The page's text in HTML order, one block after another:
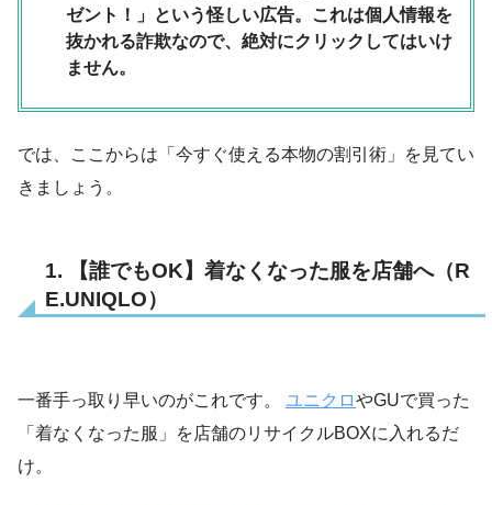
ゼント！」という怪しい広告。これは個人情報を
抜かれる詐欺なので、絶対にクリックしてはいけ
ません。
では、ここからは「今すぐ使える本物の割引術」を見てい
きましょう。
1. 【誰でもOK】着なくなった服を店舗へ（R
E.UNIQLO）
一番手っ取り早いのがこれです。 ユニクロやGUで買った
「着なくなった服」を店舗のリサイクルBOXに入れるだ
け。